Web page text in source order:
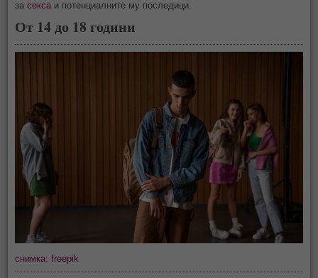
засекса и потенциалните му последици.
От 14 до 18 години
снимка: freepik